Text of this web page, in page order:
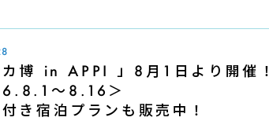
カ博 in APPI 」8月1日より開催！
～8.16＞
き宿泊プランも販売中！